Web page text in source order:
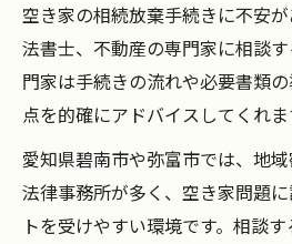
空き家の相続放棄手続きに不安
法書士、不動産の専門家に相談
門家は手続きの流れや必要書類
点を的確にアドバイスしてくれま
愛知県碧南市や弥富市では、地
法律事務所が多く、空き家問題
トを受けやすい環境です。相談